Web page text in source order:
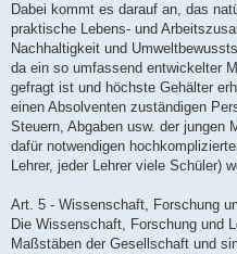
Dabei kommt es darauf an, das
praktische Lebens- und
Nachhaltigkeit und
da ein so umfassend entwickelter
gefragt ist und höchste Gehälter
einen Absolventen zuständigen
Steuern, Abgaben usw. der jungen
dafür notwendigen
Lehrer, jeder Lehrer viele Schüler)
Art. 5 - Wissenschaft, Forschung
Die Wissenschaft, Forschung und
Maßstäben der Gesellschaft und